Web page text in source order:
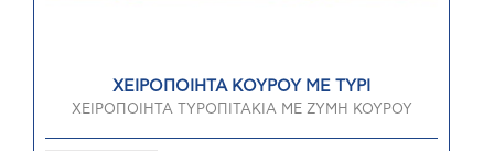
ΧΕΙΡΟΠΟΙΗΤΑ ΚΟΥΡΟΥ ΜΕ ΤΥΡΙ
ΧΕΙΡΟΠΟΙΗΤΑ ΤΥΡΟΠΙΤΑΚΙΑ ΜΕ ΖΥΜΗ ΚΟΥΡΟΥ